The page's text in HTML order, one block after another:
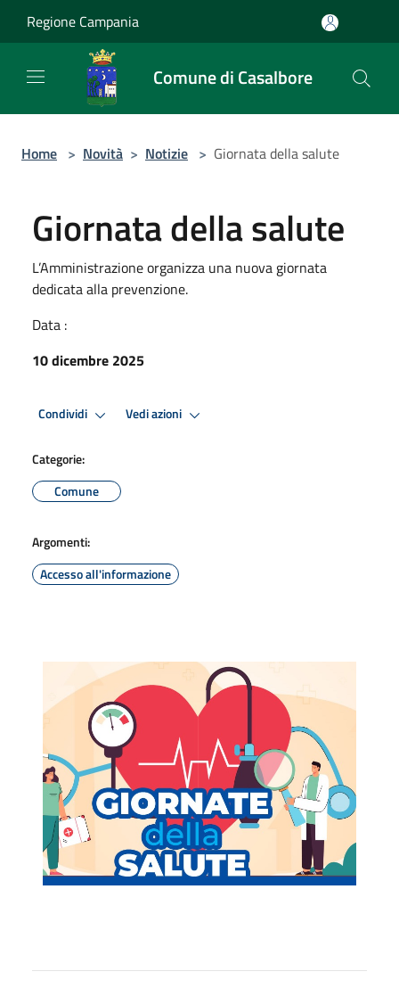
Regione Campania
Comune di Casalbore
Home > Novità > Notizie > Giornata della salute
Giornata della salute
L’Amministrazione organizza una nuova giornata
dedicata alla prevenzione.
Data :
10 dicembre 2025
Condividi Vedi azioni
Categorie:
Comune
Argomenti:
Accesso all'informazione